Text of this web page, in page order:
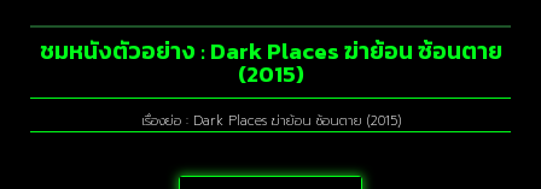
ชมหนังตัวอย่าง : Dark Places ฆ่าย้อน ซ้อนตาย
(2015)
เรื่องย่อ : Dark Places ฆ่าย้อน ซ้อนตาย (2015)